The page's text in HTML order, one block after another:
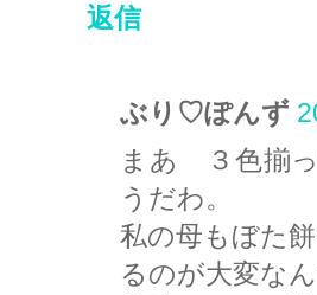
返信
ぶり♡ぽんず
まあ ３色揃
うだわ。
私の母もぼた
るのが大変なん